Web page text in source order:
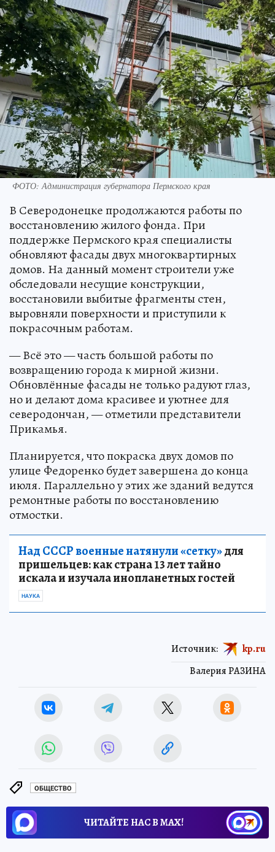
ФОТО: Администрация губернатора Пермского края
В Северодонецке продолжаются работы по
восстановлению жилого фонда. При
поддержке Пермского края специалисты
обновляют фасады двух многоквартирных
домов. На данный момент строители уже
обследовали несущие конструкции,
восстановили выбитые фрагменты стен,
выровняли поверхности и приступили к
покрасочным работам.
— Всё это — часть большой работы по
возвращению города к мирной жизни.
Обновлённые фасады не только радуют глаз,
но и делают дома красивее и уютнее для
северодончан, — отметили представители
Прикамья.
Планируется, что покраска двух домов по
улице Федоренко будет завершена до конца
июля. Параллельно у этих же зданий ведутся
ремонтные работы по восстановлению
отмостки.
Над СССР военные натянули «сетку»для
пришельцев: как страна 13 лет тайно
искала и изучала инопланетных гостей
НАУКА
Валерия РАЗИНА
Источник: kp.ru
ОБЩЕСТВО
ЧИТАЙТЕ НАС В МАХ!